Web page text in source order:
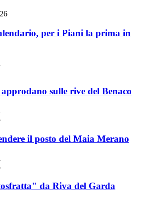
per i Piani la prima in
sulle rive del Benaco
il posto del Maia Merano
da Riva del Garda